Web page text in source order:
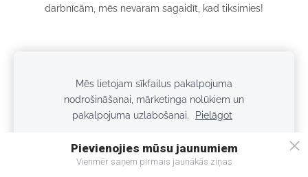
darbnīcām, mēs nevaram sagaidīt, kad tiksimies!
Sīkdatnes
Mēs lietojam sīkfailus pakalpojuma
nodrošināšanai, mārketinga nolūkiem un
pakalpojuma uzlabošanai.
Pielāgot
Pieņemt visus